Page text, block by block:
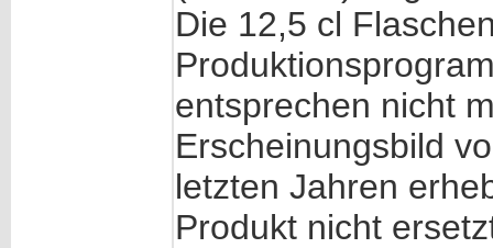
Die 12,5 cl
entsprechen nicht
Erscheinungsbild
letzten Jahren
Produkt nicht